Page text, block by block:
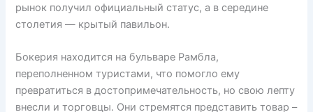
рынок получил официальный статус, а в середине
столетия — крытый павильон.
Бокерия находится на бульваре Рамбла,
переполненном туристами, что помогло ему
превратиться в достопримечательность, но свою лепту
внесли и торговцы. Они стремятся представить товар –